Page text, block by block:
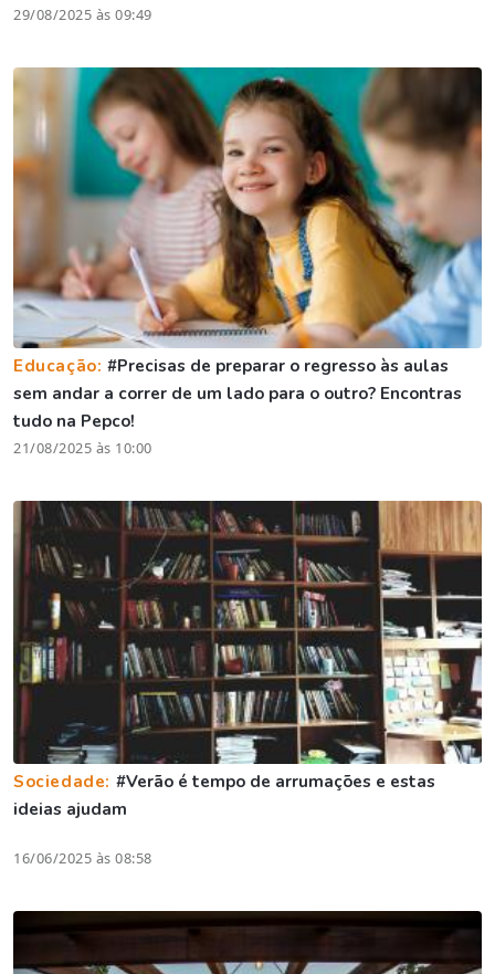
29/08/2025 às 09:49
Educação:#Precisas de preparar o regresso às aulas
sem andar a correr de um lado para o outro? Encontras
tudo na Pepco!
21/08/2025 às 10:00
Sociedade: #Verão é tempo de arrumações e estas
ideias ajudam
16/06/2025 às 08:58